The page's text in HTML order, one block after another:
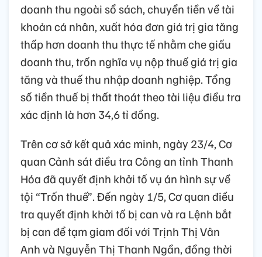
doanh thu ngoài sổ sách, chuyển tiền về tài
khoản cá nhân, xuất hóa đơn giá trị gia tăng
thấp hơn doanh thu thực tế nhằm che giấu
doanh thu, trốn nghĩa vụ nộp thuế giá trị gia
tăng và thuế thu nhập doanh nghiệp. Tổng
số tiền thuế bị thất thoát theo tài liệu điều tra
xác định là hơn 34,6 tỉ đồng.
Trên cơ sở kết quả xác minh, ngày 23/4, Cơ
quan Cảnh sát điều tra Công an tỉnh Thanh
Hóa đã quyết định khởi tố vụ án hình sự về
tội “Trốn thuế”. Đến ngày 1/5, Cơ quan điều
tra quyết định khởi tố bị can và ra Lệnh bắt
bị can để tạm giam đối với Trịnh Thị Vân
Anh và Nguyễn Thị Thanh Ngần, đồng thời